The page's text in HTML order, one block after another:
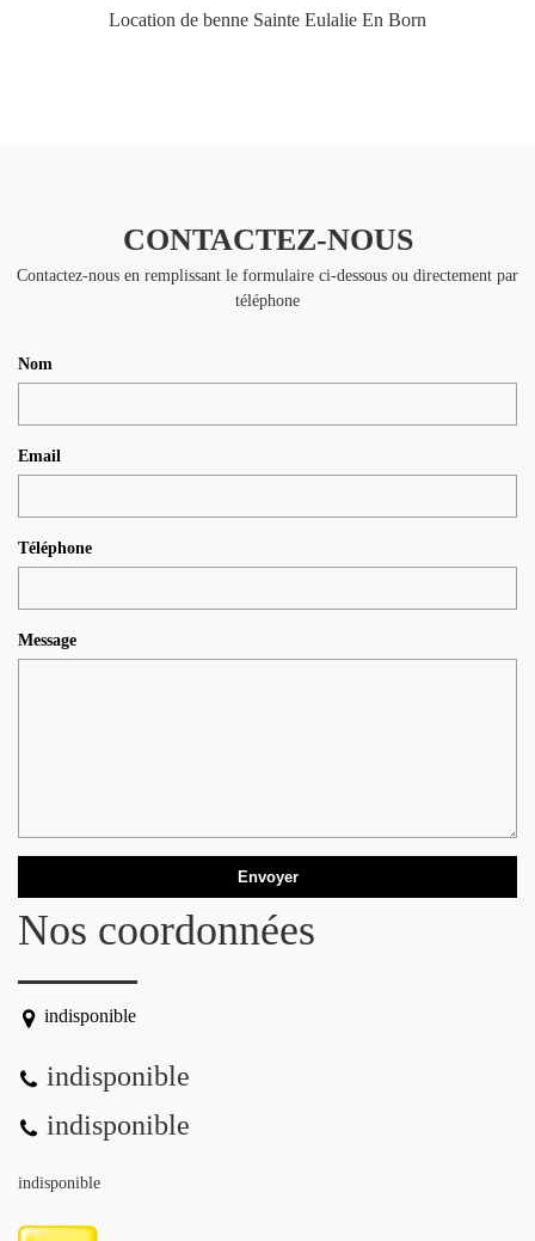
Location de benne Sainte Eulalie En Born
CONTACTEZ-NOUS
Contactez-nous en remplissant le formulaire ci-dessous ou directement par
téléphone
Nom
Email
Téléphone
Message
Nos coordonnées
indisponible
indisponible
indisponible
indisponible